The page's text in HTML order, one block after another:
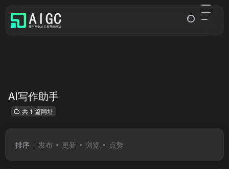
AI写作助手
共 1 篇网址
排序 发布 更新 浏览 点赞